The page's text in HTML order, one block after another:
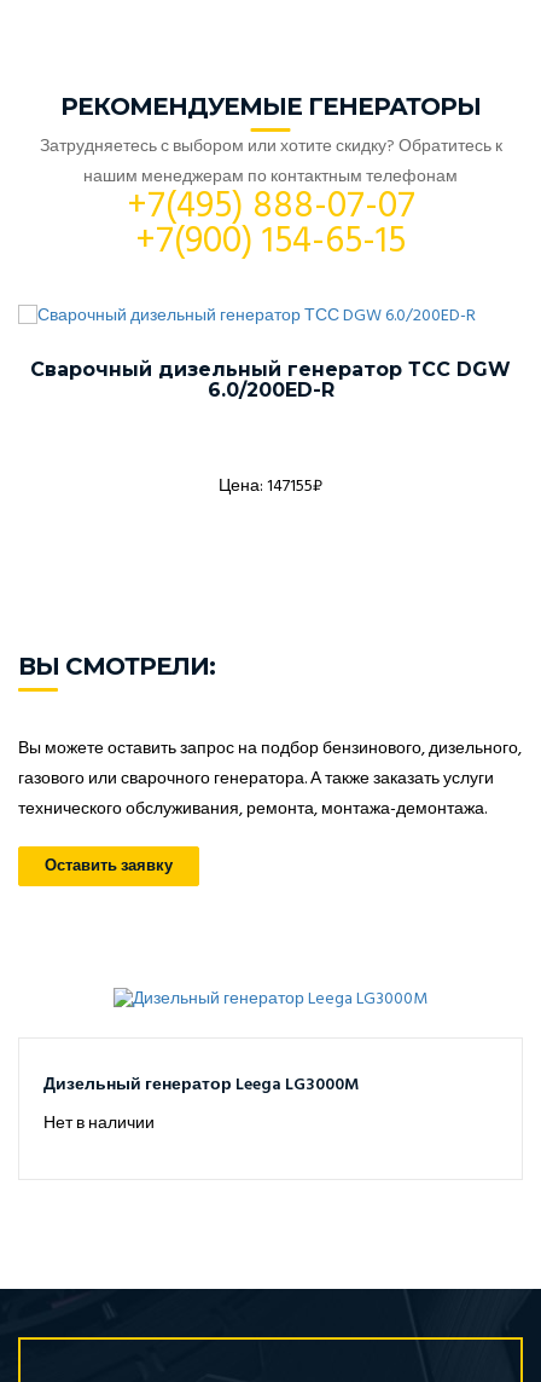
РЕКОМЕНДУЕМЫЕ ГЕНЕРАТОРЫ
Затрудняетесь с выбором или хотите скидку? Обратитесь к
нашим менеджерам по контактным телефонам
+7(495) 888-07-07
+7(900) 154-65-15
Сварочный дизельный генератор ТСС DGW
6.0/200ED-R
Цена: 147155₽
ВЫ СМОТРЕЛИ:
Вы можете оставить запрос на подбор бензинового, дизельного,
газового или сварочного генератора. А также заказать услуги
технического обслуживания, ремонта, монтажа-демонтажа.
Оставить заявку
Дизельный генератор Leega LG3000M
Нет в наличии